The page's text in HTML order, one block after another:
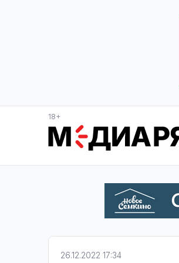
18+
26.12.2022 17:34